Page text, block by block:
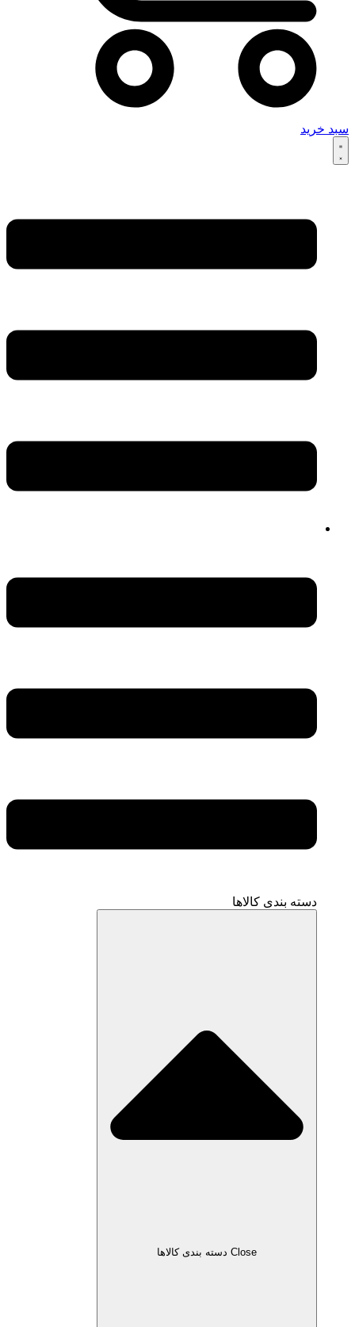
سبد خرید
دسته بندی کالاها
Close دسته بندی کالاها